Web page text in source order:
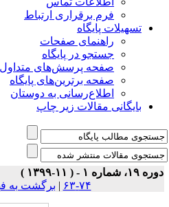
فرم برقراری ارتباط
تسهیلات پایگاه
راهنمای صفحات
جستجو در پایگاه
صفحه پرسش‌های متداول
صفحه برترین‌های پایگاه
اطلاع‌رسانی به دوستان
بایگانی مقالات زیر چاپ
۱۹، شماره ۱ - ( ۱۱-۱۳۹۹ )
۷۴-۶۳
| برگشت به